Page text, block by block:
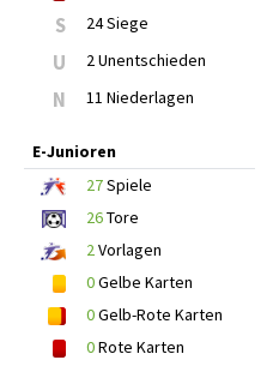
S 24 Siege
U 2 Unentschieden
N 11 Niederlagen
E-Junioren
27Spiele
26Tore
2Vorlagen
0Gelbe Karten
0Gelb-Rote Karten
0Rote Karten